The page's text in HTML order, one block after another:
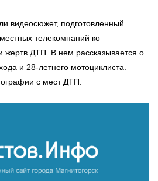
видеосюжет, подготовленный
телекомпаний ко
ДТП. В нем рассказывается о
и 28-летнего мотоциклиста.
с мест ДТП.